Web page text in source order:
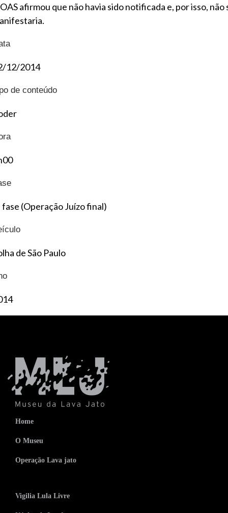
afirmou que não havia sido notificada e, por isso, não
12/2014
de conteúdo
fase (Operação Juízo final)
de São Paulo
Home
O Museu
Operação Lava jato
Vigilia Lula Livre